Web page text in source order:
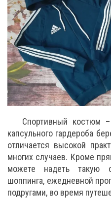
Спортивный костюм
капсульного гардероба
отличается высокой
многих случаев. Кроме
можете надеть такую
шоппинга, ежедневной
подругами, во время